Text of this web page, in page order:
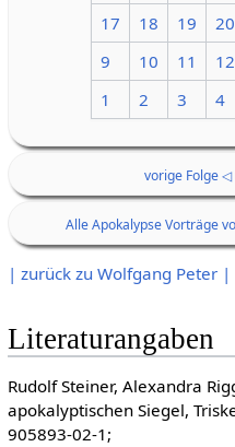
17
18 19 20
9
10 11 12
1
2 3 4
vorige Folge ◁
Alle Apokalypse Vorträge
| zurück zu Wolfgang Peter |
Literaturangaben
Rudolf Steiner, Alexandra
apokalyptischen Siegel,
905893-02-1;